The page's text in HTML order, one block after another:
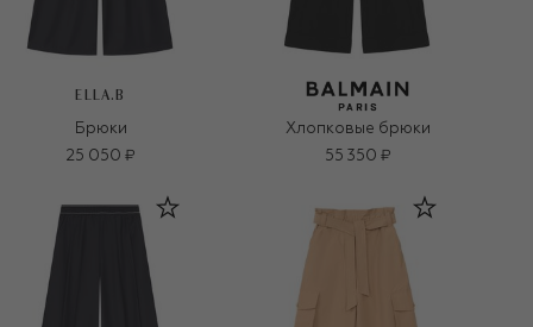
ELLA.B
Брюки
25 050 ₽
Хлопковые брюки
55 350 ₽